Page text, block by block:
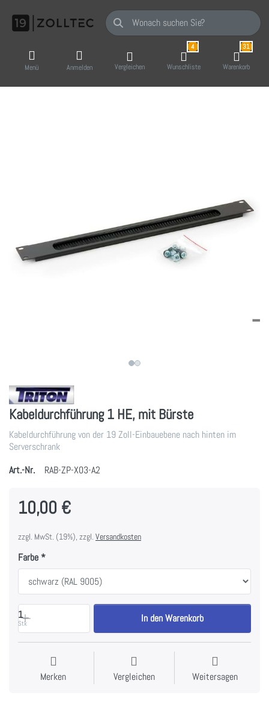
Geben Sie einen Suchbegriff ein. Während
Menü Anmelden Vergleichen
4
Wunschliste
31
Warenkorb
Kabeldurchführung 1 HE, mit Bürste
Kabeldurchführung von der 19 Zoll-Einbauebene nach hinten im
Serverschrank
Art.-Nr.
RAB-ZP-X03-A2
10,00 €
zzgl. MwSt. (19%), zzgl. Versandkosten
Farbe
1
Stk In den Warenkorb
Merken Vergleichen Weitersagen